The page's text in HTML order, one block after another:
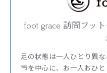
foot grace 訪問フッ
足の状態は一人ひとり異
市を中心に、お一人おひ